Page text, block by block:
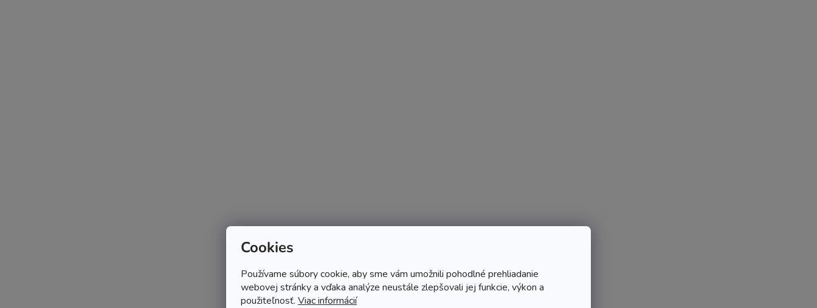
Cookies
Používame súbory cookie, aby sme vám umožnili pohodlné prehliadanie
webovej stránky a vďaka analýze neustále zlepšovali jej funkcie, výkon a
použiteľnosť. Viac informácií